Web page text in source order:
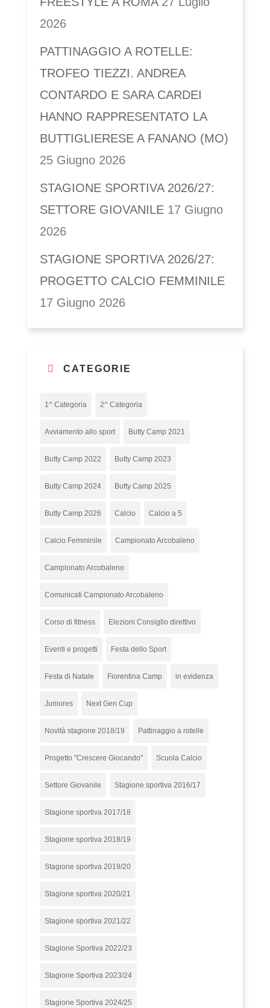
2026
PATTINAGGIO A ROTELLE:
TROFEO TIEZZI. ANDREA
CONTARDO E SARA CARDEI
HANNO RAPPRESENTATO LA
BUTTIGLIERESE A FANANO (MO)
25 Giugno 2026
STAGIONE SPORTIVA 2026/27:
SETTORE GIOVANILE 17 Giugno
2026
STAGIONE SPORTIVA 2026/27:
PROGETTO CALCIO FEMMINILE
17 Giugno 2026
CATEGORIE
1^ Categoria 2^ Categoria
Avviamento allo sport Butty Camp 2021
Butty Camp 2022 Butty Camp 2023
Butty Camp 2024 Butty Camp 2025
Butty Camp 2026 Calcio Calcio a 5
Calcio Femminile Campionato Arcobaleno
Campionato Arcobaleno
Comunicati Campionato Arcobaleno
Corso di fitness Elezioni Consiglio direttivo
Eventi e progetti Festa dello Sport
Festa di Natale Fiorentina Camp in evidenza
Juniores Next Gen Cup
Novità stagione 2018/19 Pattinaggio a rotelle
Progetto "Crescere Giocando" Scuola Calcio
Settore Giovanile Stagione sportiva 2016/17
Stagione sportiva 2017/18
Stagione sportiva 2018/19
Stagione sportiva 2019/20
Stagione sportiva 2020/21
Stagione sportiva 2021/22
Stagione Sportiva 2022/23
Stagione Sportiva 2023/24
Stagione Sportiva 2024/25